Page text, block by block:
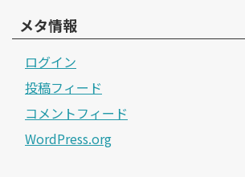
メタ情報
ログイン
投稿フィード
コメントフィード
WordPress.org